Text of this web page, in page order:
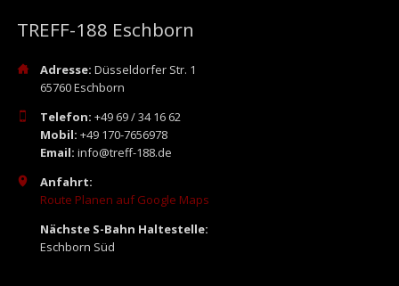
TREFF-188 Eschborn
Adresse: Düsseldorfer Str. 1
65760 Eschborn
Telefon: +49 69 / 34 16 62
Mobil: +49 170-7656978
Email: info@treff-188.de
Anfahrt:
Route Planen auf Google Maps
Nächste S-Bahn Haltestelle:
Eschborn Süd